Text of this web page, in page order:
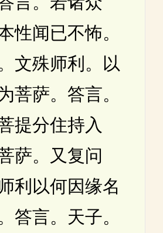
性闻已不怖。
文殊师利。以
菩萨。答言。
提分住持入
萨。又复问
利以何因缘名
答言。天子。